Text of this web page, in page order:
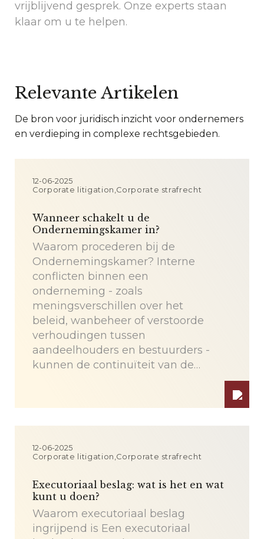
vrijblijvend gesprek. Onze experts staan
klaar om u te helpen.
Relevante Artikelen
De bron voor juridisch inzicht voor ondernemers
en verdieping in complexe rechtsgebieden.
Corporate litigation,Corporate strafrecht
12-06-2025
Wanneer schakelt u de
Ondernemingskamer in?
Waarom procederen bij de
Ondernemingskamer? Interne
conflicten binnen een
onderneming - zoals
meningsverschillen over het
beleid, wanbeheer of verstoorde
verhoudingen tussen
aandeelhouders en bestuurders -
kunnen de continuïteit van de…
Corporate litigation,Corporate strafrecht
12-06-2025
Executoriaal beslag: wat is het en wat
kunt u doen?
Waarom executoriaal beslag
ingrijpend is Een executoriaal